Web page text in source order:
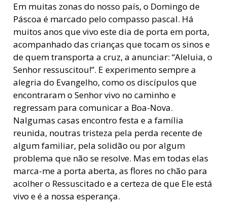
Em muitas zonas do nosso país, o Domingo de
Páscoa é marcado pelo compasso pascal. Há
muitos anos que vivo este dia de porta em porta,
acompanhado das crianças que tocam os sinos e
de quem transporta a cruz, a anunciar: “Aleluia, o
Senhor ressuscitou!”. E experimento sempre a
alegria do Evangelho, como os discípulos que
encontraram o Senhor vivo no caminho e
regressam para comunicar a Boa-Nova.
Nalgumas casas encontro festa e a família
reunida, noutras tristeza pela perda recente de
algum familiar, pela solidão ou por algum
problema que não se resolve. Mas em todas elas
marca-me a porta aberta, as flores no chão para
acolher o Ressuscitado e a certeza de que Ele está
vivo e é a nossa esperança.